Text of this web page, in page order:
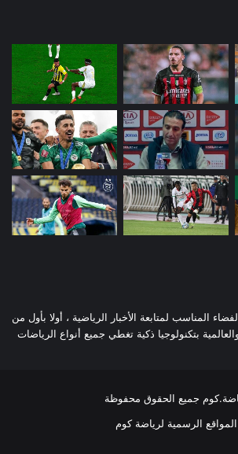
المناسب لمتابعة الأخبار الرياضية ، أولا بأول من
بتكنولوجيا ذكية تغطي جميع أنواع الرياضات
جميع الحقوق محفوظة
المواقع الرسمية لرياضة كوم